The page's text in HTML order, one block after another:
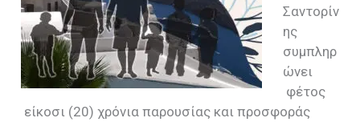
Σαντορίν
ης
συμπληρ
ώνει
φέτος
είκοσι (20) χρόνια παρουσίας και προσφοράς